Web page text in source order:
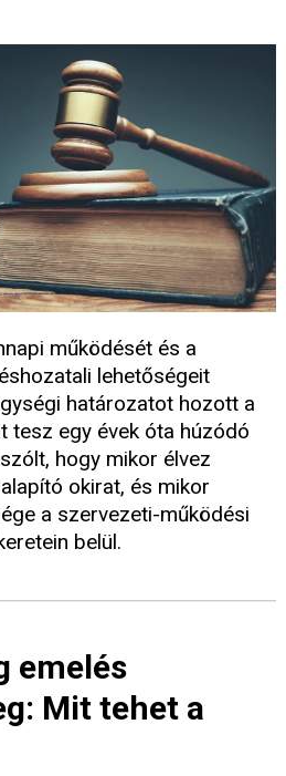
működését és a
lehetőségeit
határozatot hozott a
tesz egy évek óta húzódó
hogy mikor élvez
okirat, és mikor
a szervezeti-működési
belül.
emelés
Mit tehet a